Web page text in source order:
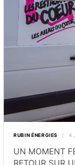
RUBIN ÉNERGIES 4
UN MOMENT
RETOUR SUR